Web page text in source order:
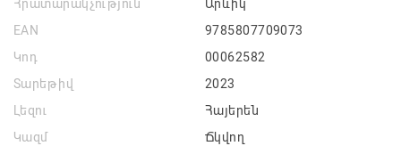
Հրատարակչություն
Արևիկ
EAN
9785807709073
Կոդ
00062582
Տարեթիվ
2023
Լեզու
Հայերեն
Կազմ
Ճկվող